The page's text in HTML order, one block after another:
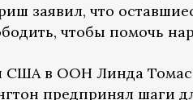
заявил, что
чтобы помочь
США в ООН Линда
предпринял шаги